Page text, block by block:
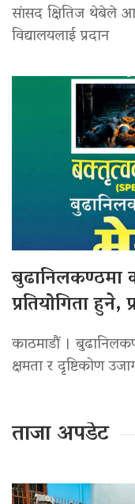
सांसद क्षितिज थेबेले
विद्यालयलाई प्रदान
बुढानिलकण्ठमा
प्रतियोगिता
काठमाडौं ।
क्षमता र दृष्टिकोण
ताजा अपडेट